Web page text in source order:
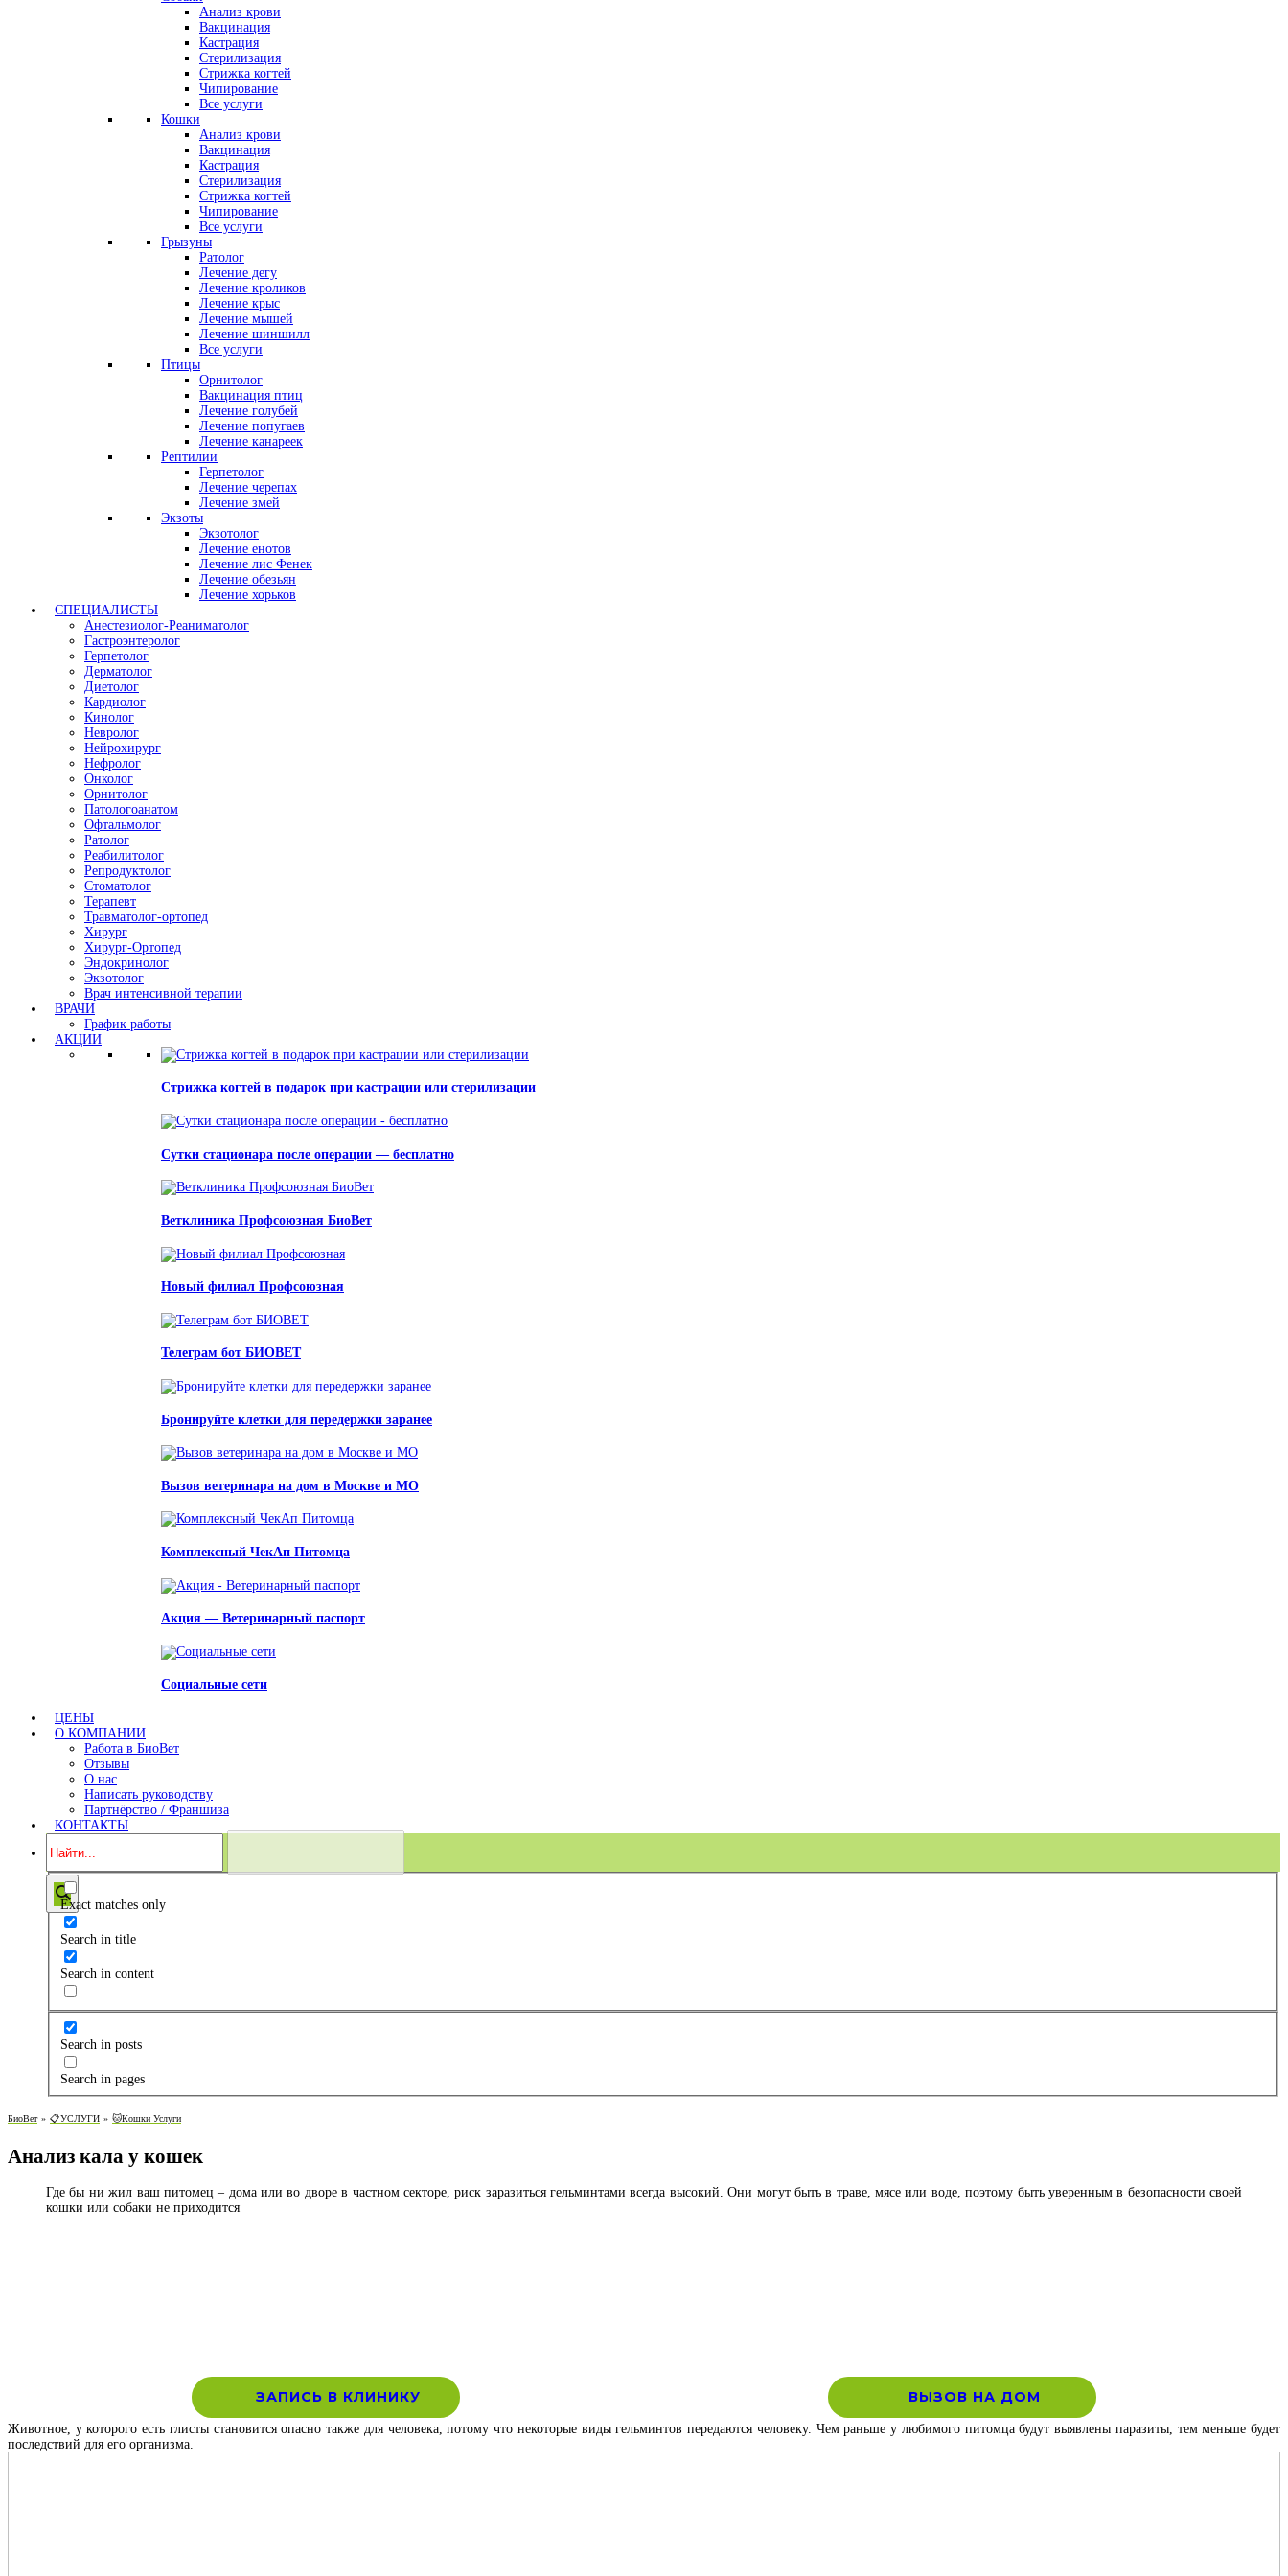
Анализ крови
Вакцинация
Кастрация
Стерилизация
Стрижка когтей
Чипирование
Все услуги
Кошки
Анализ крови
Вакцинация
Кастрация
Стерилизация
Стрижка когтей
Чипирование
Все услуги
Грызуны
Ратолог
Лечение дегу
Лечение кроликов
Лечение крыс
Лечение мышей
Лечение шиншилл
Все услуги
Птицы
Орнитолог
Вакцинация птиц
Лечение голубей
Лечение попугаев
Лечение канареек
Рептилии
Герпетолог
Лечение черепах
Лечение змей
Экзоты
Экзотолог
Лечение енотов
Лечение лис Фенек
Лечение обезьян
Лечение хорьков
СПЕЦИАЛИСТЫ
Анестезиолог-Реаниматолог
Гастроэнтеролог
Герпетолог
Дерматолог
Диетолог
Кардиолог
Кинолог
Невролог
Нейрохирург
Нефролог
Онколог
Орнитолог
Патологоанатом
Офтальмолог
Ратолог
Реабилитолог
Репродуктолог
Стоматолог
Терапевт
Травматолог-ортопед
Хирург
Хирург-Ортопед
Эндокринолог
Экзотолог
Врач интенсивной терапии
ВРАЧИ
График работы
АКЦИИ
Стрижка когтей в подарок при кастрации или стерилизации
Сутки стационара после операции — бесплатно
Ветклиника Профсоюзная БиоВет
Новый филиал Профсоюзная
Телеграм бот БИОВЕТ
Бронируйте клетки для передержки заранее
Вызов ветеринара на дом в Москве и МО
Комплексный ЧекАп Питомца
Акция — Ветеринарный паспорт
Социальные сети
ЦЕНЫ
О КОМПАНИИ
Работа в БиоВет
Отзывы
О нас
Написать руководству
Партнёрство / Франшиза
КОНТАКТЫ
Exact matches only
Search in title
Search in content
Search in posts
Search in pages
БиоВет » 📋УСЛУГИ » 🐱Кошки Услуги
Анализ кала у кошек
Где бы ни жил ваш питомец – дома или во дворе в частном секторе, риск заразиться гельминтами всегда высокий. Они могут быть в траве, мясе или воде, поэтому быть уверенным в безопасности своей
кошки или собаки не приходится
ЗАПИСЬ В КЛИНИКУ ВЫЗОВ НА ДОМ
Животное, у которого есть глисты становится опасно также для человека, потому что некоторые виды гельминтов передаются человеку. Чем раньше у любимого питомца будут выявлены паразиты, тем меньше будет
последствий для его организма.